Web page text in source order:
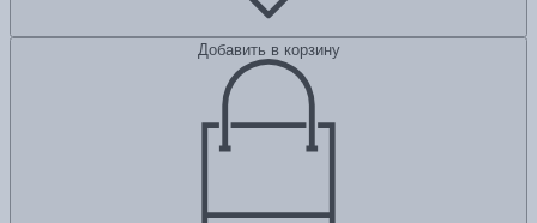
Добавить в корзину